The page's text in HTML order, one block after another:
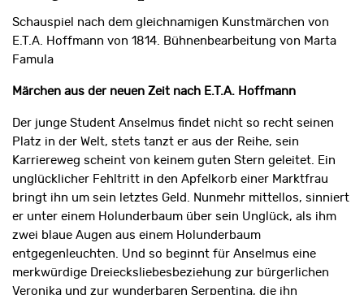
Schauspiel nach dem gleichnamigen Kunstmärchen von
E.T.A. Hoffmann von 1814. Bühnenbearbeitung von Marta
Famula
Märchen aus der neuen Zeit nach E.T.A. Hoffmann
Der junge Student Anselmus findet nicht so recht seinen
Platz in der Welt, stets tanzt er aus der Reihe, sein
Karriereweg scheint von keinem guten Stern geleitet. Ein
unglücklicher Fehltritt in den Apfelkorb einer Marktfrau
bringt ihn um sein letztes Geld. Nunmehr mittellos, sinniert
er unter einem Holunderbaum über sein Unglück, als ihm
zwei blaue Augen aus einem Holunderbaum
entgegenleuchten. Und so beginnt für Anselmus eine
merkwürdige Dreiecksliebesbeziehung zur bürgerlichen
Veronika und zur wunderbaren Serpentina, die ihn